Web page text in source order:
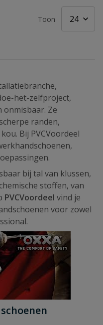
Toon
het-zelfproject,
onmisbaar. Ze
randen,
Bij PVCVoordeel
bij tal van klussen,
stoffen, van
PVCVoordeel vind je
voor zowel